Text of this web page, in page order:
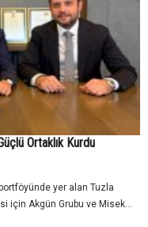
Ortaklık Kurdu
portföyünde yer alan Tuzla
için Akgün Grubu ve Misek...